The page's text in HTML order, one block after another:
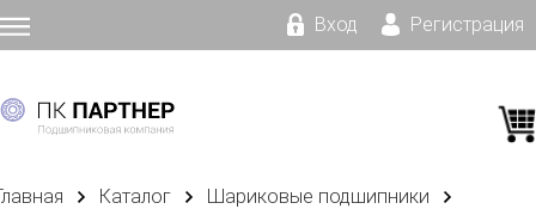
Вход Регистрация
Каталог
Шариковые подшипники